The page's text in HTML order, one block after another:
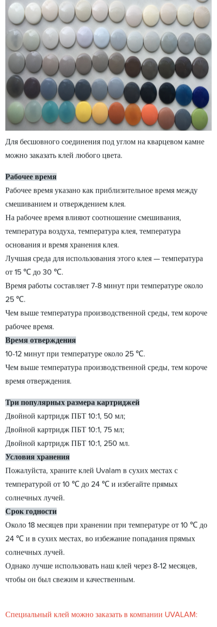
Для бесшовного соединения под углом на кварцевом камне
можно заказать клей любого цвета.
Рабочее время
Рабочее время указано как приблизительное время между
смешиванием и отверждением клея.
На рабочее время влияют соотношение смешивания,
температура воздуха, температура клея, температура
основания и время хранения клея.
Лучшая среда для использования этого клея — температура
от 15 ℃ до 30 ℃.
Время работы составляет 7-8 минут при температуре около
25 ℃.
Чем выше температура производственной среды, тем короче
рабочее время.
Время отверждения
10-12 минут при температуре около 25 ℃.
Чем выше температура производственной среды, тем короче
время отверждения.
Три популярных размера картриджей
Двойной картридж ПБТ 10:1, 50 мл;
Двойной картридж ПБТ 10:1, 75 мл;
Двойной картридж ПБТ 10:1, 250 мл.
Условия хранения
Пожалуйста, храните клей Uvalam в сухих местах с
температурой от 10 ℃ до 24 ℃ и избегайте прямых
солнечных лучей.
Срок годности
Около 18 месяцев при хранении при температуре от 10 ℃ до
24 ℃ и в сухих местах, во избежание попадания прямых
солнечных лучей.
Однако лучше использовать наш клей через 8-12 месяцев,
чтобы он был свежим и качественным.
Специальный клей можно заказать в компании UVALAM: